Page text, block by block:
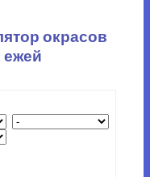
окрасов
ежей